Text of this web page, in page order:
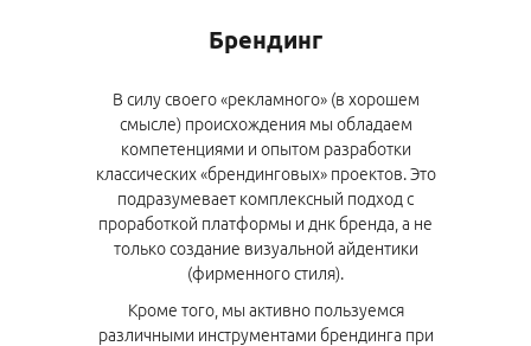
Брендинг
В силу своего «рекламного» (в хорошем
смысле) происхождения мы обладаем
компетенциями и опытом разработки
классических «брендинговых» проектов. Это
подразумевает комплексный подход с
проработкой платформы и днк бренда, а не
только создание визуальной айдентики
(фирменного стиля).
Кроме того, мы активно пользуемся
различными инструментами брендинга при